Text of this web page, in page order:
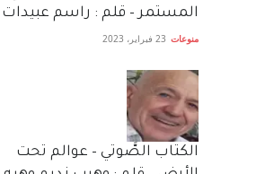
المستمر – قلم : راسم عبيدات
منوعات 23 فبراير، 2023
الكتاب الصَّوتي – عوالم تحت